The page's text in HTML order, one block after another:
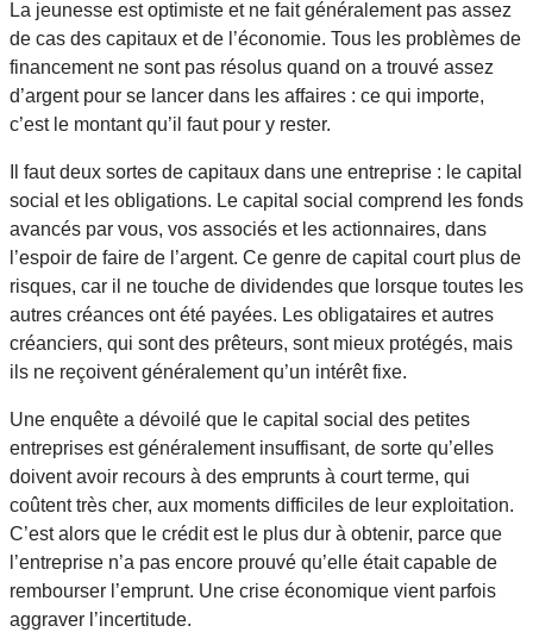
La jeunesse est optimiste et ne fait généralement pas assez
de cas des capitaux et de l’économie. Tous les problèmes de
financement ne sont pas résolus quand on a trouvé assez
d’argent pour se lancer dans les affaires : ce qui importe,
c’est le montant qu’il faut pour y rester.
Il faut deux sortes de capitaux dans une entreprise : le capital
social et les obligations. Le capital social comprend les fonds
avancés par vous, vos associés et les actionnaires, dans
l’espoir de faire de l’argent. Ce genre de capital court plus de
risques, car il ne touche de dividendes que lorsque toutes les
autres créances ont été payées. Les obligataires et autres
créanciers, qui sont des prêteurs, sont mieux protégés, mais
ils ne reçoivent généralement qu’un intérêt fixe.
Une enquête a dévoilé que le capital social des petites
entreprises est généralement insuffisant, de sorte qu’elles
doivent avoir recours à des emprunts à court terme, qui
coûtent très cher, aux moments difficiles de leur exploitation.
C’est alors que le crédit est le plus dur à obtenir, parce que
l’entreprise n’a pas encore prouvé qu’elle était capable de
rembourser l’emprunt. Une crise économique vient parfois
aggraver l’incertitude.